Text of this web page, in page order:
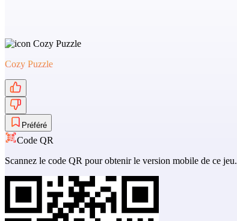
Cozy Puzzle
Préféré
Code QR
Scannez le code QR pour obtenir le version mobile de ce jeu.